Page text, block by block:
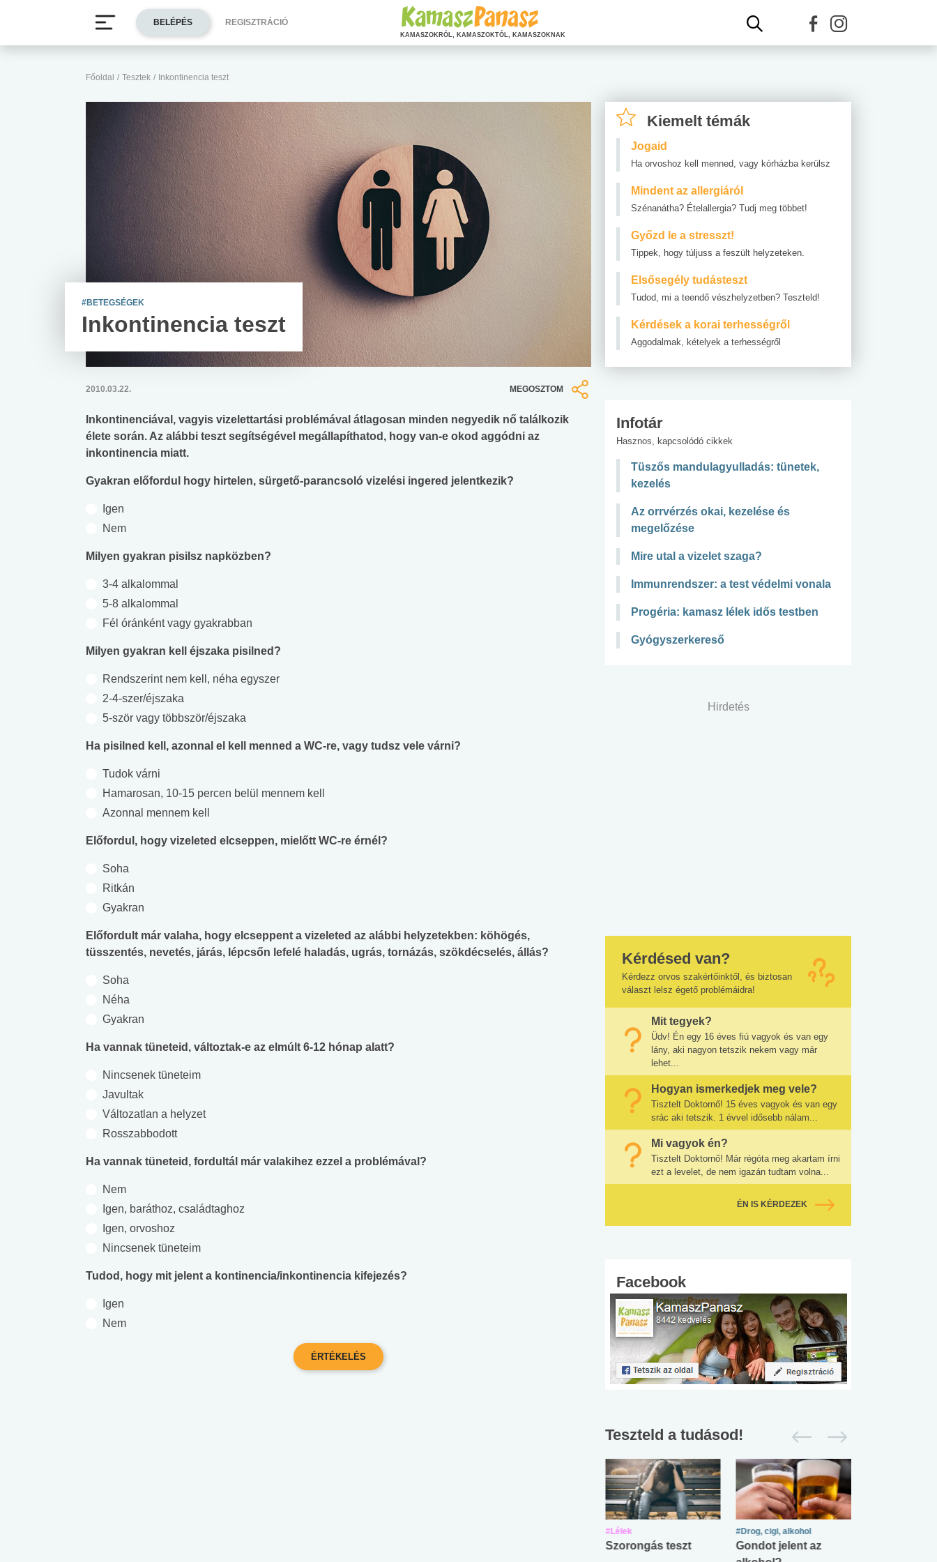
Főoldal / Tesztek / Inkontinencia teszt
#BETEGSÉGEK
Inkontinencia teszt
2010.03.22. MEGOSZTOM
Inkontinenciával, vagyis vizelettartási problémával átlagosan minden negyedik nő találkozik
élete során. Az alábbi teszt segítségével megállapíthatod, hogy van-e okod aggódni az
inkontinencia miatt.
Gyakran előfordul hogy hirtelen, sürgető-parancsoló vizelési ingered jelentkezik?
Igen
Nem
Milyen gyakran pisilsz napközben?
3-4 alkalommal
5-8 alkalommal
Fél óránként vagy gyakrabban
Milyen gyakran kell éjszaka pisilned?
Rendszerint nem kell, néha egyszer
2-4-szer/éjszaka
5-ször vagy többször/éjszaka
Ha pisilned kell, azonnal el kell menned a WC-re, vagy tudsz vele várni?
Tudok várni
Hamarosan, 10-15 percen belül mennem kell
Azonnal mennem kell
Előfordul, hogy vizeleted elcseppen, mielőtt WC-re érnél?
Soha
Ritkán
Gyakran
Előfordult már valaha, hogy elcseppent a vizeleted az alábbi helyzetekben: köhögés,
tüsszentés, nevetés, járás, lépcsőn lefelé haladás, ugrás, tornázás, szökdécselés, állás?
Soha
Néha
Gyakran
Ha vannak tüneteid, változtak-e az elmúlt 6-12 hónap alatt?
Nincsenek tüneteim
Javultak
Változatlan a helyzet
Rosszabbodott
Ha vannak tüneteid, fordultál már valakihez ezzel a problémával?
Nem
Igen, baráthoz, családtaghoz
Igen, orvoshoz
Nincsenek tüneteim
Tudod, hogy mit jelent a kontinencia/inkontinencia kifejezés?
Igen
Nem
Kiemelt témák
Jogaid
Ha orvoshoz kell menned, vagy kórházba kerülsz
Mindent az allergiáról
Szénanátha? Ételallergia? Tudj meg többet!
Győzd le a stresszt!
Tippek, hogy túljuss a feszült helyzeteken.
Elsősegély tudásteszt
Tudod, mi a teendő vészhelyzetben? Teszteld!
Kérdések a korai terhességről
Aggodalmak, kételyek a terhességről
Infotár
Hasznos, kapcsolódó cikkek
Tüszős mandulagyulladás: tünetek,
kezelés
Az orrvérzés okai, kezelése és
megelőzése
Mire utal a vizelet szaga?
Immunrendszer: a test védelmi vonala
Progéria: kamasz lélek idős testben
Gyógyszerkereső
Hirdetés
Kérdésed van?
Kérdezz orvos szakértőinktől, és biztosan
választ lelsz égető problémáidra!
Mit tegyek?
Üdv! Én egy 16 éves fiú vagyok és van egy
lány, aki nagyon tetszik nekem vagy már
lehet...
Hogyan ismerkedjek meg vele?
Tisztelt Doktornő! 15 éves vagyok és van egy
srác aki tetszik. 1 évvel idősebb nálam...
Mi vagyok én?
Tisztelt Doktornő! Már régóta meg akartam írni
ezt a levelet, de nem igazán tudtam volna...
ÉN IS KÉRDEZEK
Facebook
Teszteld a tudásod!
#Lélek
Szorongás teszt
#Drog, cigi, alkohol
Gondot jelent az
BELÉPÉS REGISZTRÁCIÓ
KAMASZOKRÓL, KAMASZOKTÓL, KAMASZOKNAK